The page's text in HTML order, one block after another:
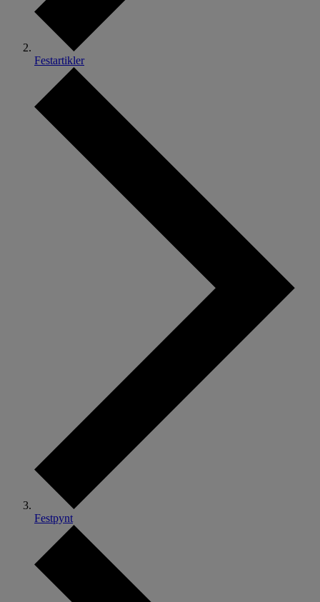
Festartikler
Festpynt